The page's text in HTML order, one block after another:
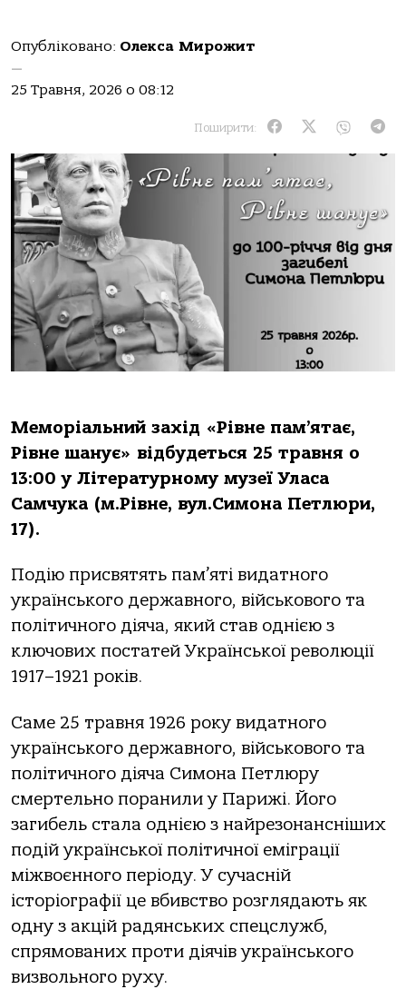
Опубліковано: Олекса Мирожит
—
25 Травня, 2026 о 08:12
Поширити:
Меморіальний захід «Рівне пам’ятає,
Рівне шанує» відбудеться 25 травня о
13:00 у Літературному музеї Уласа
Самчука (м.Рівне, вул.Симона Петлюри,
17).
Подію присвятять пам’яті видатного
українського державного, військового та
політичного діяча, який став однією з
ключових постатей Української революції
1917–1921 років.
Саме 25 травня 1926 року видатного
українського державного, військового та
політичного діяча Симона Петлюру
смертельно поранили у Парижі. Його
загибель стала однією з найрезонансніших
подій української політичної еміграції
міжвоєнного періоду. У сучасній
історіографії це вбивство розглядають як
одну з акцій радянських спецслужб,
спрямованих проти діячів українського
визвольного руху.